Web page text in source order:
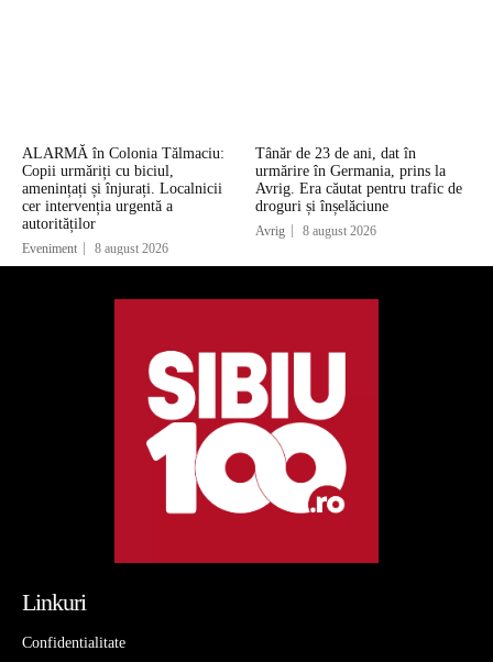
ALARMĂ în Colonia Tălmaciu:
Copii urmăriți cu biciul,
amenințați și înjurați. Localnicii
cer intervenția urgentă a
autorităților
Eveniment 8 august 2026
Tânăr de 23 de ani, dat în
urmărire în Germania, prins la
Avrig. Era căutat pentru trafic de
droguri și înșelăciune
Avrig 8 august 2026
Linkuri
Confidentialitate